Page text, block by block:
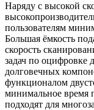
Наряду с высокой
пользователям
Большая ёмкость
скорость
задач по оцифровке
долговечных
функционалом
минимальное время
подходят для